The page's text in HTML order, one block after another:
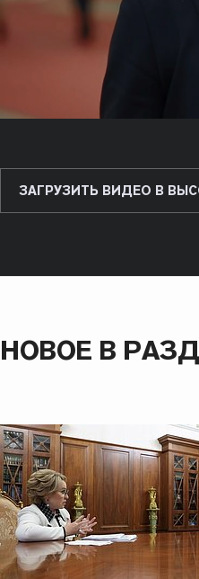
ЗАГРУЗИТЬ ВИДЕО В
НОВОЕ В